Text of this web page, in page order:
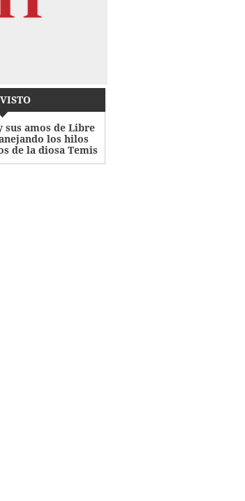
sus amos de Libre
los hilos
de la diosa Temis